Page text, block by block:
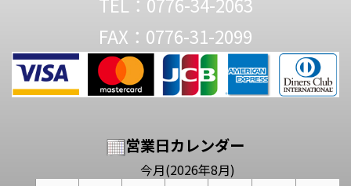
FAX：0776-31-2099
営業日カレンダー
今月(2026年8月)